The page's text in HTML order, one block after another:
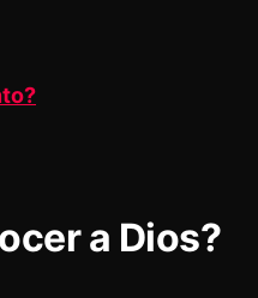
a Dios?